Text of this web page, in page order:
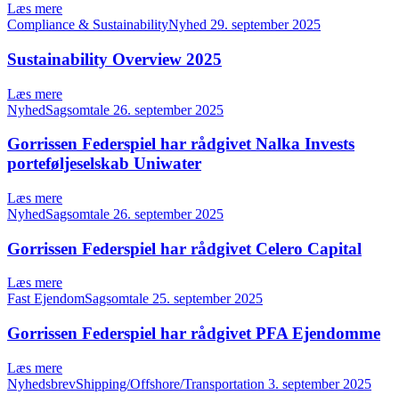
Læs mere
Compliance & SustainabilityNyhed 29. september 2025
Sustainability Overview 2025
Læs mere
NyhedSagsomtale 26. september 2025
Gorrissen Federspiel har rådgivet Nalka Invests
porteføljeselskab Uniwater
Læs mere
NyhedSagsomtale 26. september 2025
Gorrissen Federspiel har rådgivet Celero Capital
Læs mere
Fast EjendomSagsomtale 25. september 2025
Gorrissen Federspiel har rådgivet PFA Ejendomme
Læs mere
NyhedsbrevShipping/Offshore/Transportation 3. september 2025